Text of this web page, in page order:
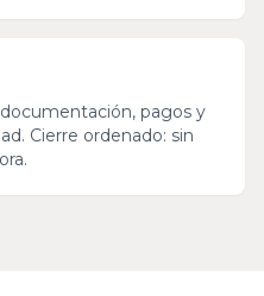
pagos y
Cierre ordenado: sin